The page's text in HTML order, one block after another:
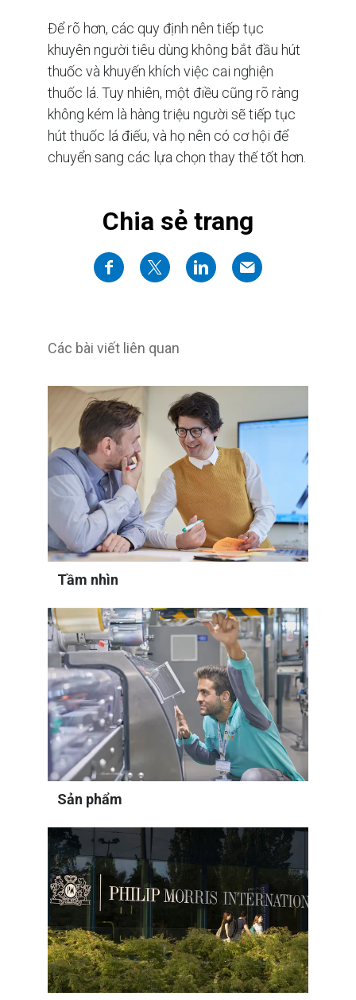
Để rõ hơn, các quy định nên tiếp tục
khuyên người tiêu dùng không bắt đầu hút
thuốc và khuyến khích việc cai nghiện
thuốc lá. Tuy nhiên, một điều cũng rõ ràng
không kém là hàng triệu người sẽ tiếp tục
hút thuốc lá điếu, và họ nên có cơ hội để
chuyển sang các lựa chọn thay thế tốt hơn.
Chia sẻ trang
Các bài viết liên quan
Tầm nhìn
Sản phẩm